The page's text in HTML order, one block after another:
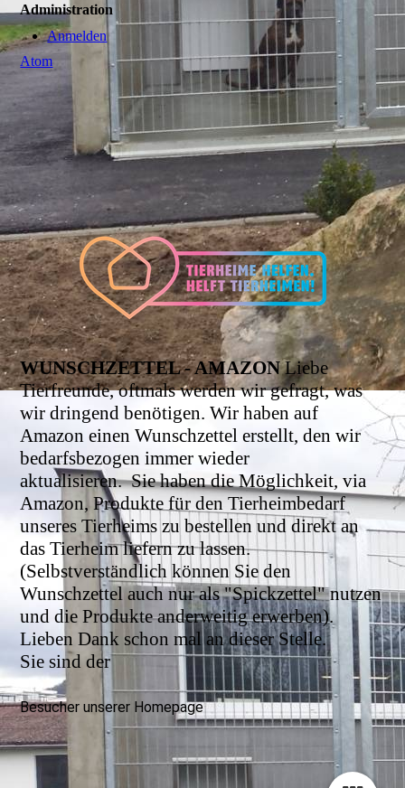
Administration
Anmelden
Atom
WUNSCHZETTEL - AMAZONLiebe
Tierfreunde, oftmals werden wir gefragt, was
wir dringend benötigen. Wir haben auf
Amazon einen Wunschzettel erstellt, den wir
bedarfsbezogen immer wieder
aktualisieren. Sie haben die Möglichkeit, via
Amazon, Produkte für den Tierheimbedarf
unseres Tierheims zu bestellen und direkt an
das Tierheim liefern zu lassen.
(Selbstverständlich können Sie den
Wunschzettel auch nur als "Spickzettel" nutzen
und die Produkte anderweitig erwerben).
Lieben Dank schon mal an dieser Stelle.
Sie sind der
Besucher unserer Homepage